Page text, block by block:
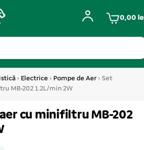
0,00
› Electrice › Pompe de Aer › Set
MB-202 1.2L/min 2W
cu minifiltru MB-202